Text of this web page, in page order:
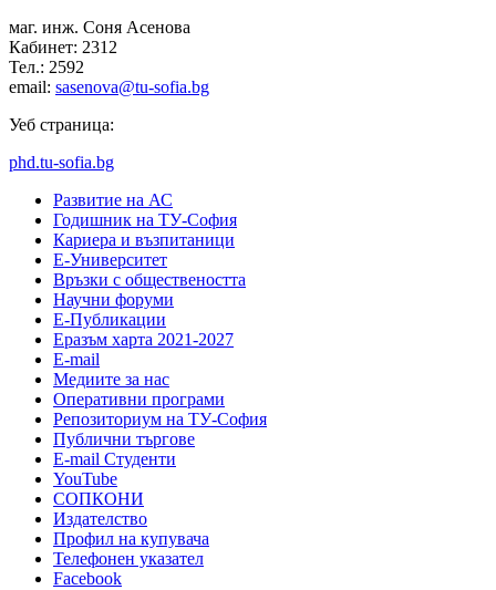
маг. инж. Соня Асенова
Кабинет: 2312
Тел.: 2592
email: sasenova@tu-sofia.bg
Уеб страница:
phd.tu-sofia.bg
Развитие на АС
Годишник на ТУ-София
Кариера и възпитаници
Е-Университет
Връзки с обществеността
Научни форуми
Е-Публикации
Еразъм харта 2021-2027
E-mail
Медиите за нас
Оперативни програми
Репозиториум на ТУ-София
Публични търгове
Е-mail Студенти
YouTube
СОПКОНИ
Издателство
Профил на купувача
Телефонен указател
Facebook